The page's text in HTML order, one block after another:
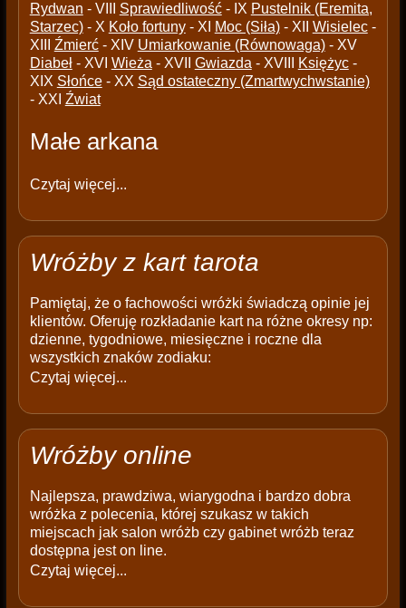
Rydwan - VIII Sprawiedliwość- IX Pustelnik (Eremita,
Starzec)- X Koło fortuny- XI Moc (Siła)- XII Wisielec-
XIII Źmierć- XIV Umiarkowanie (Równowaga)- XV
Diabeł- XVI Wieża - XVII Gwiazda - XVIII Księżyc-
XIX Słońce- XX Sąd ostateczny (Zmartwychwstanie)
- XXI Źwiat
Małe arkana
Czytaj więcej...
Wróżby z kart tarota
Pamiętaj, że o fachowości wróżki świadczą opinie jej
klientów. Oferuję rozkładanie kart na różne okresy np:
dzienne, tygodniowe, miesięczne i roczne dla
wszystkich znaków zodiaku:
Czytaj więcej...
Wróżby online
Najlepsza, prawdziwa, wiarygodna i bardzo dobra
wróżka z polecenia, której szukasz w takich
miejscach jak salon wróżb czy gabinet wróżb teraz
dostępna jest on line.
Czytaj więcej...